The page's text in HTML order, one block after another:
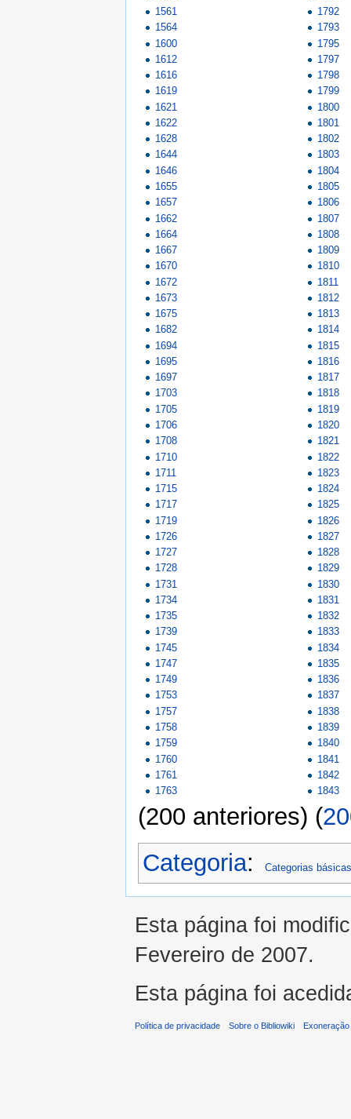
1561
1564
1600
1612
1616
1619
1621
1622
1628
1644
1646
1655
1657
1662
1664
1667
1670
1672
1673
1675
1682
1694
1695
1697
1703
1705
1706
1708
1710
1711
1715
1717
1719
1726
1727
1728
1731
1734
1735
1739
1745
1747
1749
1753
1757
1758
1759
1760
1761
1763
1792
1793
1795
1797
1798
1799
1800
1801
1802
1803
1804
1805
1806
1807
1808
1809
1810
1811
1812
1813
1814
1815
1816
1817
1818
1819
1820
1821
1822
1823
1824
1825
1826
1827
1828
1829
1830
1831
1832
1833
1834
1835
1836
1837
1838
1839
1840
1841
1842
1843
(200 anteriores) (
Categoria: Categorias
Esta página foi
Fevereiro de 2007.
Esta página foi
Política de privacidade Sobre o Bibliowiki